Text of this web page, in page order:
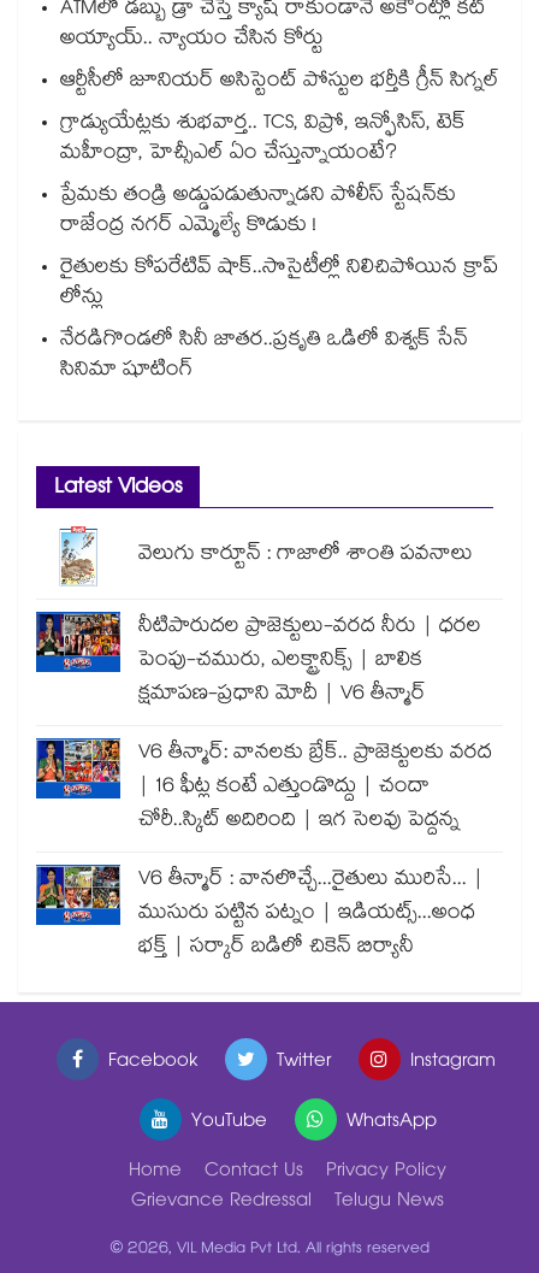
ATMలో డబ్బు డ్రా చేస్తే క్యాష్ రాకుండానే అకౌంట్లో కట్
అయ్యాయ్.. న్యాయం చేసిన కోర్టు
ఆర్టీసీలో జూనియర్ అసిస్టెంట్‌‌ పోస్టుల భర్తీకి గ్రీన్‌‌ సిగ్నల్
గ్రాడ్యుయేట్లకు శుభవార్త.. TCS, విప్రో, ఇన్ఫోసిస్, టెక్
మహీంద్రా, హెచ్సీఎల్ ఏం చేస్తున్నాయంటే?
ప్రేమకు తండ్రి అడ్డుపడుతున్నాడని పోలీస్ స్టేషన్⁪కు
రాజేంద్ర నగర్ ఎమ్మెల్యే కొడుకు !
రైతులకు కోపరేటివ్ షాక్..సొసైటీల్లో నిలిచిపోయిన క్రాప్
లోన్లు
నేరడిగొండలో సినీ జాతర..ప్రకృతి ఒడిలో విశ్వక్ సేన్
సినిమా షూటింగ్
Latest Videos
వెలుగు కార్టూన్ : గాజాలో శాంతి పవనాలు
నీటిపారుదల ప్రాజెక్టులు-వరద నీరు | ధరల
పెంపు-చమురు, ఎలక్ట్రానిక్స్ | బాలిక
క్షమాపణ-ప్రధాని మోదీ | V6 తీన్మార్
V6 తీన్మార్: వానలకు బ్రేక్.. ప్రాజెక్టులకు వరద
| 16 ఫీట్ల కంటే ఎత్తుండొద్దు | చందా
చోరీ..స్కిట్ అదిరింది | ఇగ సెలవు పెద్దన్న
V6 తీన్మార్ : వానలొచ్చే...రైతులు మురిసే... |
ముసురు పట్టిన పట్నం | ఇడియట్స్...అంధ
భక్త్ | సర్కార్ బడిలో చికెన్ బిర్యానీ
Facebook Twitter
Instagram
YouTube
WhatsApp
Home
Contact Us
Privacy Policy
Grievance Redressal
Telugu News
© 2026, VIL Media Pvt Ltd. All rights reserved